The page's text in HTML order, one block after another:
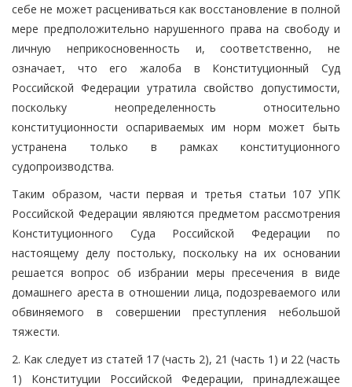
себе не может расцениваться как восстановление в полной
мере предположительно нарушенного права на свободу и
личную неприкосновенность и, соответственно, не
означает, что его жалоба в Конституционный Суд
Российской Федерации утратила свойство допустимости,
поскольку неопределенность относительно
конституционности оспариваемых им норм может быть
устранена только в рамках конституционного
судопроизводства.
Таким образом, части первая и третья статьи 107 УПК
Российской Федерации являются предметом рассмотрения
Конституционного Суда Российской Федерации по
настоящему делу постольку, поскольку на их основании
решается вопрос об избрании меры пресечения в виде
домашнего ареста в отношении лица, подозреваемого или
обвиняемого в совершении преступления небольшой
тяжести.
2. Как следует из статей 17 (часть 2), 21 (часть 1) и 22 (часть
1) Конституции Российской Федерации, принадлежащее